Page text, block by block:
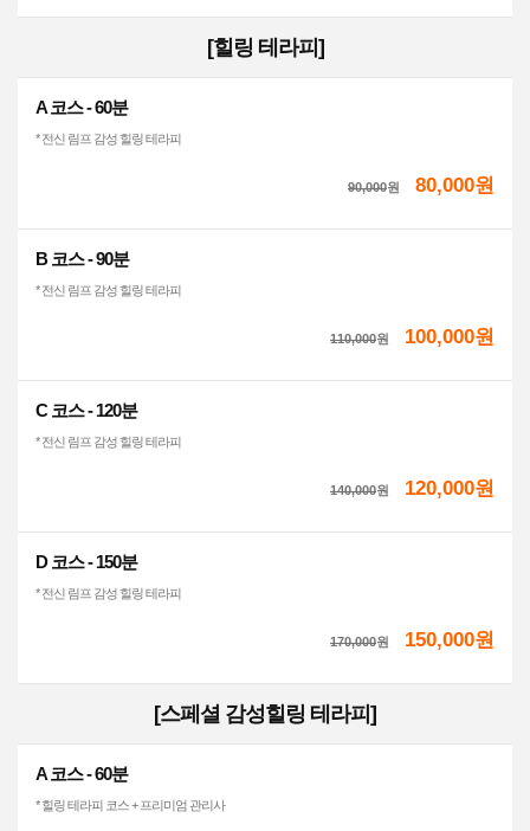
[힐링 테라피]
A 코스 - 60분
* 전신 림프 감성 힐링 테라피
90,000원 80,000원
B 코스 - 90분
* 전신 림프 감성 힐링 테라피
110,000원 100,000원
C 코스 - 120분
* 전신 림프 감성 힐링 테라피
140,000원 120,000원
D 코스 - 150분
* 전신 림프 감성 힐링 테라피
170,000원 150,000원
[스페셜 감성힐링 테라피]
A 코스 - 60분
* 힐링 테라피 코스 + 프리미엄 관리사